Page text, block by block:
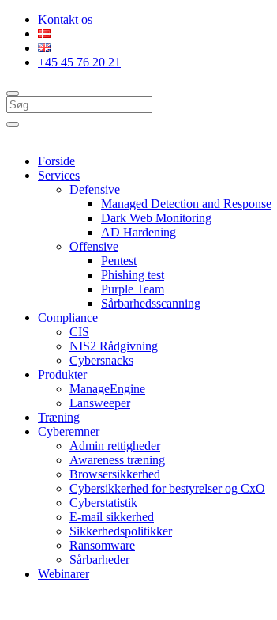
Kontakt os
+45 45 76 20 21
Forside
Services
Defensive
Managed Detection and Response
Dark Web Monitoring
AD Hardening
Offensive
Pentest
Phishing test
Purple Team
Sårbarhedsscanning
Compliance
CIS
NIS2 Rådgivning
Cybersnacks
Produkter
ManageEngine
Lansweeper
Træning
Cyberemner
Admin rettigheder
Awareness træning
Browsersikkerhed
Cybersikkerhed for bestyrelser og CxO
Cyberstatistik
E-mail sikkerhed
Sikkerhedspolitikker
Ransomware
Sårbarheder
Webinarer